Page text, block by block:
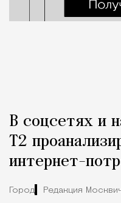
В соцсетях и
Т2
интернет-
Город Редакция